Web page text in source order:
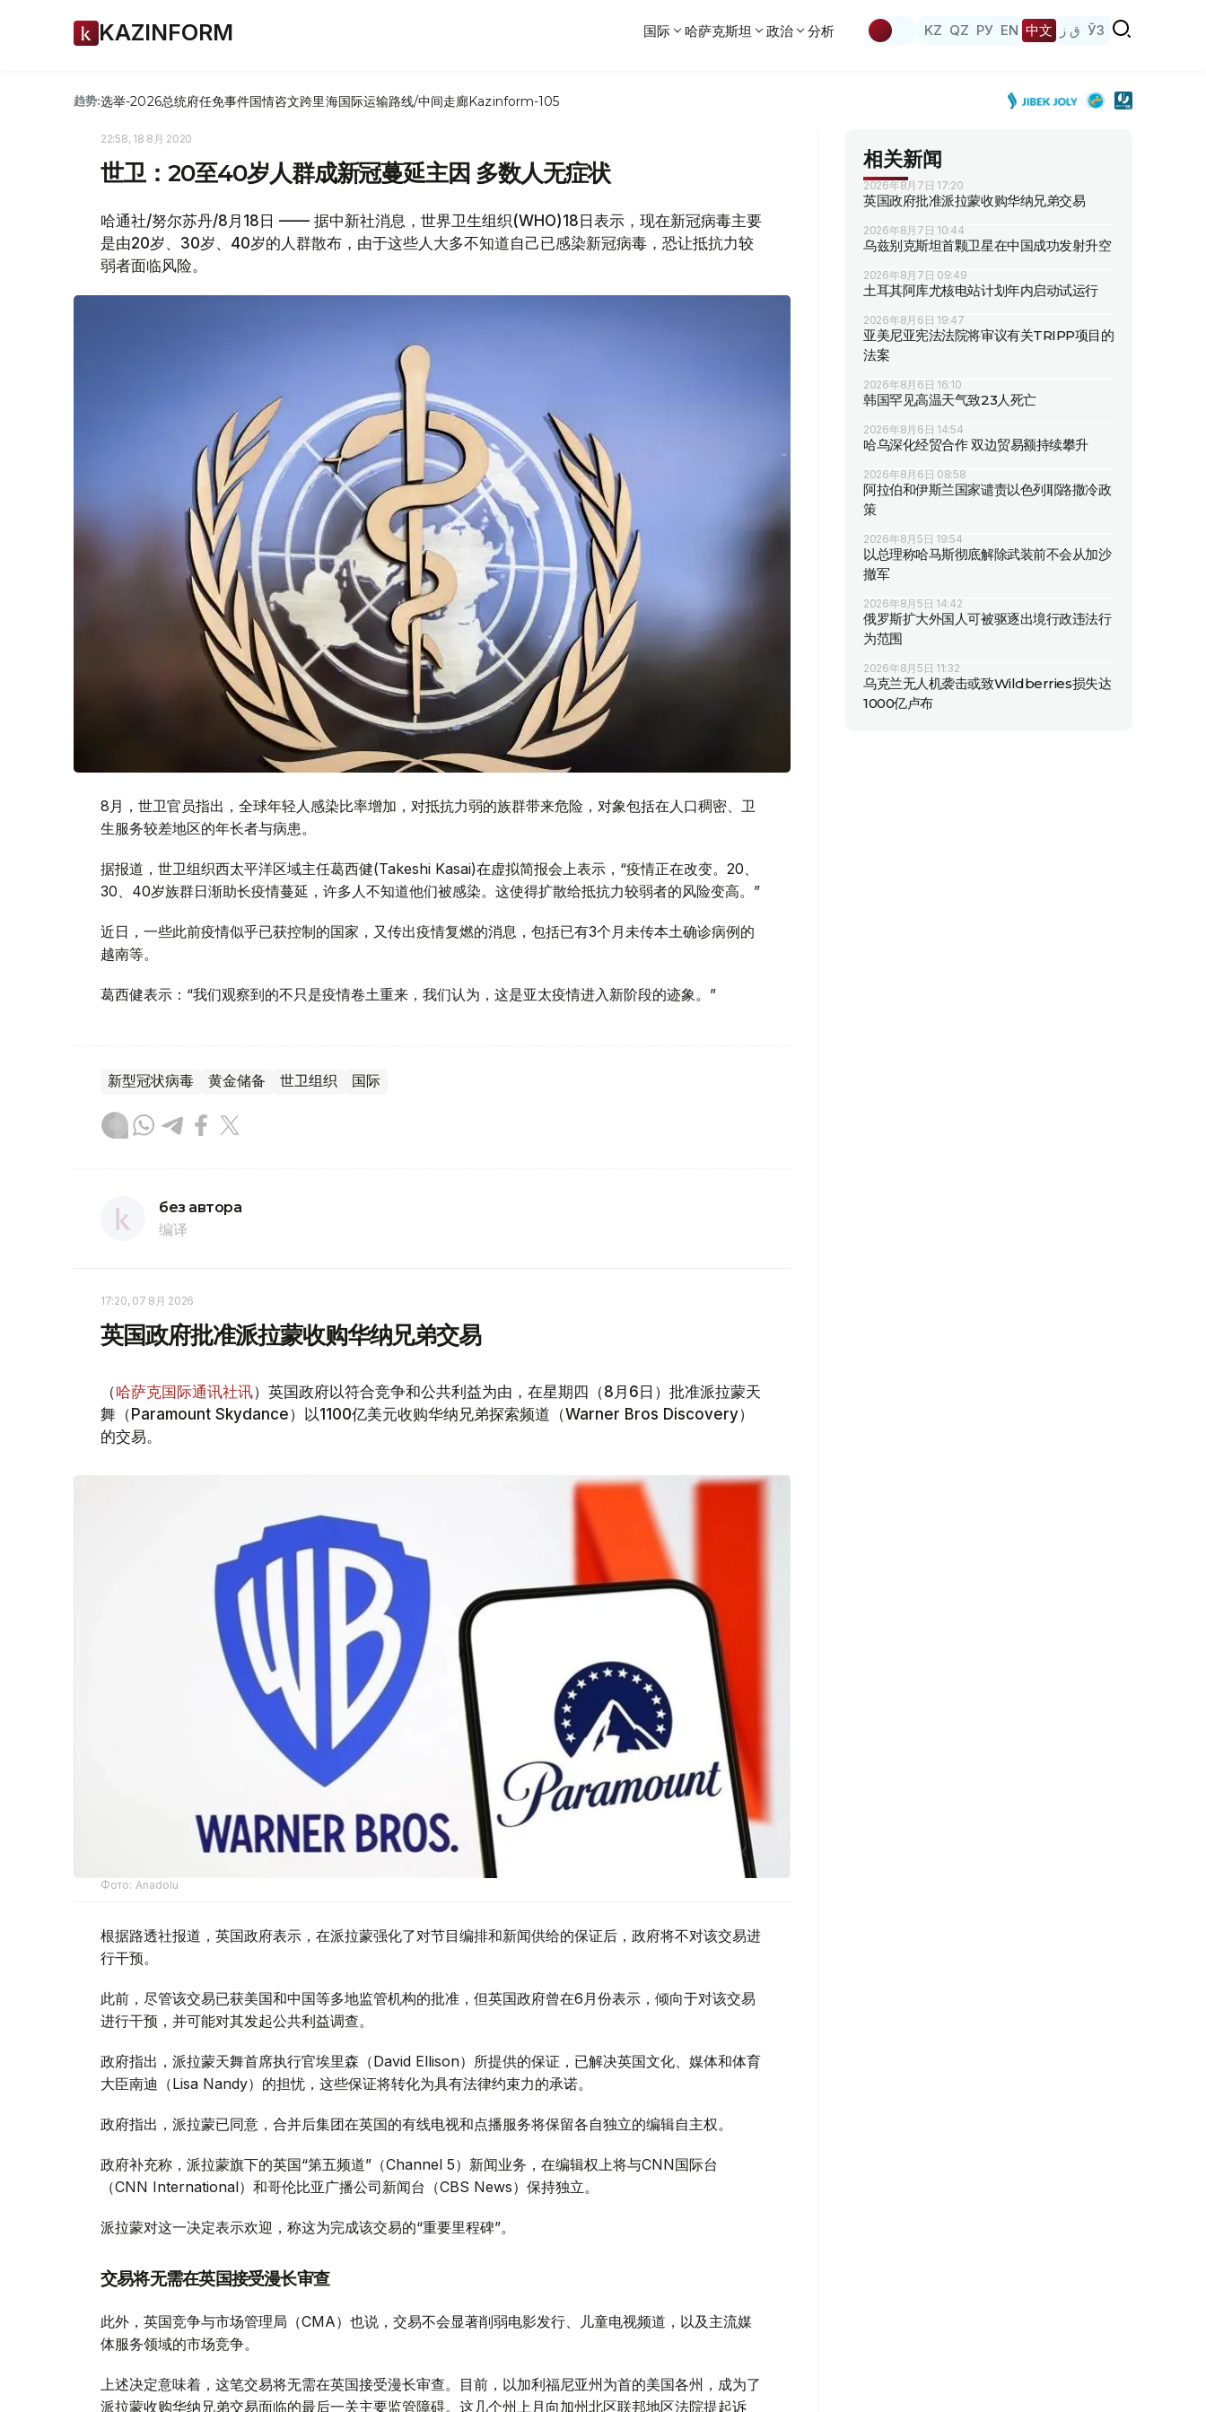
KAZINFORM 国际 哈萨克斯坦 政治 分析 KZ QZ РУ EN 中文 ق ز ЎЗ
趋势:选举-2026总统府任免事件国情咨文跨里海国际运输路线/中间走廊Kazinform-105
22:58, 18 8月 2020
世卫：20至40岁人群成新冠蔓延主因 多数人无症状
哈通社/努尔苏丹/8月18日 —— 据中新社消息，世界卫生组织(WHO)18日表示，现在新冠病毒主要
是由20岁、30岁、40岁的人群散布，由于这些人大多不知道自己已感染新冠病毒，恐让抵抗力较
弱者面临风险。
8月，世卫官员指出，全球年轻人感染比率增加，对抵抗力弱的族群带来危险，对象包括在人口稠密、卫
生服务较差地区的年长者与病患。
据报道，世卫组织西太平洋区域主任葛西健(Takeshi Kasai)在虚拟简报会上表示，“疫情正在改变。20、
30、40岁族群日渐助长疫情蔓延，许多人不知道他们被感染。这使得扩散给抵抗力较弱者的风险变高。”
近日，一些此前疫情似乎已获控制的国家，又传出疫情复燃的消息，包括已有3个月未传本土确诊病例的
越南等。
葛西健表示：“我们观察到的不只是疫情卷土重来，我们认为，这是亚太疫情进入新阶段的迹象。”
新型冠状病毒 黄金储备 世卫组织 国际
без автора
编译
17:20, 07 8月 2026
英国政府批准派拉蒙收购华纳兄弟交易
（哈萨克国际通讯社讯）英国政府以符合竞争和公共利益为由，在星期四（8月6日）批准派拉蒙天
舞（Paramount Skydance）以1100亿美元收购华纳兄弟探索频道（Warner Bros Discovery）
的交易。
Фото: Аnadolu
根据路透社报道，英国政府表示，在派拉蒙强化了对节目编排和新闻供给的保证后，政府将不对该交易进
行干预。
此前，尽管该交易已获美国和中国等多地监管机构的批准，但英国政府曾在6月份表示，倾向于对该交易
进行干预，并可能对其发起公共利益调查。
政府指出，派拉蒙天舞首席执行官埃里森（David Ellison）所提供的保证，已解决英国文化、媒体和体育
大臣南迪（Lisa Nandy）的担忧，这些保证将转化为具有法律约束力的承诺。
政府指出，派拉蒙已同意，合并后集团在英国的有线电视和点播服务将保留各自独立的编辑自主权。
政府补充称，派拉蒙旗下的英国“第五频道”（Channel 5）新闻业务，在编辑权上将与CNN国际台
（CNN International）和哥伦比亚广播公司新闻台（CBS News）保持独立。
派拉蒙对这一决定表示欢迎，称这为完成该交易的“重要里程碑”。
交易将无需在英国接受漫长审查
此外，英国竞争与市场管理局（CMA）也说，交易不会显著削弱电影发行、儿童电视频道，以及主流媒
体服务领域的市场竞争。
上述决定意味着，这笔交易将无需在英国接受漫长审查。目前，以加利福尼亚州为首的美国各州，成为了
派拉蒙收购华纳兄弟交易面临的最后一关主要监管障碍。这几个州上月向加州北区联邦地区法院提起诉
相关新闻
2026年8月7日 17:20
英国政府批准派拉蒙收购华纳兄弟交易
2026年8月7日 10:44
乌兹别克斯坦首颗卫星在中国成功发射升空
2026年8月7日 09:49
土耳其阿库尤核电站计划年内启动试运行
2026年8月6日 19:47
亚美尼亚宪法法院将审议有关TRIPP项目的
法案
2026年8月6日 16:10
韩国罕见高温天气致23人死亡
2026年8月6日 14:54
哈乌深化经贸合作 双边贸易额持续攀升
2026年8月6日 08:58
阿拉伯和伊斯兰国家谴责以色列耶路撒冷政
策
2026年8月5日 19:54
以总理称哈马斯彻底解除武装前不会从加沙
撤军
2026年8月5日 14:42
俄罗斯扩大外国人可被驱逐出境行政违法行
为范围
2026年8月5日 11:32
乌克兰无人机袭击或致Wildberries损失达
1000亿卢布